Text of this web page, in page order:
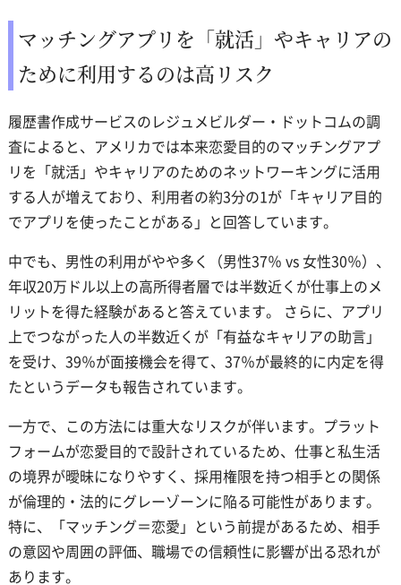
マッチングアプリを「就活」やキャリアの
ために利用するのは高リスク
履歴書作成サービスのレジュメビルダー・ドットコムの調
査によると、アメリカでは本来恋愛目的のマッチングアプ
リを「就活」やキャリアのためのネットワーキングに活用
する人が増えており、利用者の約3分の1が「キャリア目的
でアプリを使ったことがある」と回答しています。
中でも、男性の利用がやや多く（男性37％ vs 女性30％）、
年収20万ドル以上の高所得者層では半数近くが仕事上のメ
リットを得た経験があると答えています。 さらに、アプリ
上でつながった人の半数近くが「有益なキャリアの助言」
を受け、39％が面接機会を得て、37％が最終的に内定を得
たというデータも報告されています。
一方で、この方法には重大なリスクが伴います。プラット
フォームが恋愛目的で設計されているため、仕事と私生活
の境界が曖昧になりやすく、採用権限を持つ相手との関係
が倫理的・法的にグレーゾーンに陥る可能性があります。
特に、「マッチング＝恋愛」という前提があるため、相手
の意図や周囲の評価、職場での信頼性に影響が出る恐れが
あります。